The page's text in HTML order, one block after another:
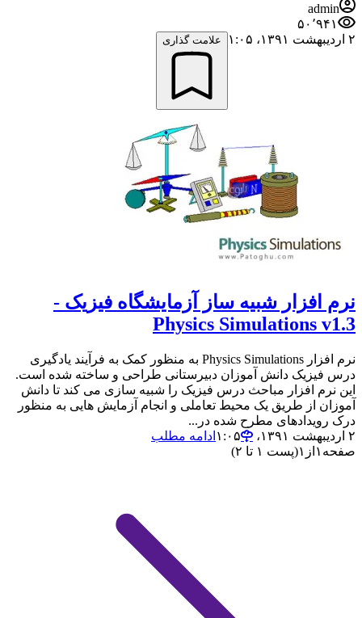
admin
۵۰٬۹۴۱
۲ اردیبهشت ۱۳۹۱،‏ ۱:۰۵
علامت گذاری
نرم افزار شبیه ساز آزمایشگاه فیزیک -
Physics Simulations v1.3
نرم افزار Physics Simulations به منظور کمک به فرآیند یادگیری
درس فیزیک دانش آموزان دبیرستانی طراحی و ساخته شده است.
این نرم افزار مباحث درس فیزیک را شبیه سازی می کند تا دانش
آموزان از طریق یک محیط تعاملی و انجام آزمایش هایی به منظور
درک رویدادهای مطرح شده در...
۲ اردیبهشت ۱۳۹۱،‏ ۱:۰۵
ادامه مطلب
صفحه ۱ از ۱(پست ۱ تا ۲)